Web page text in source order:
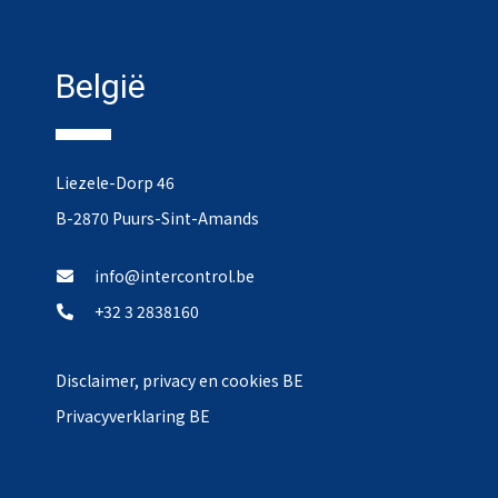
België
Liezele-Dorp 46
B-2870 Puurs-Sint-Amands
info@intercontrol.be
+32 3 2838160
Disclaimer, privacy en cookies BE
Privacyverklaring BE